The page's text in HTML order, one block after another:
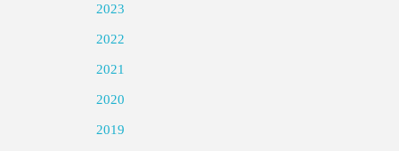
2023
2022
2021
2020
2019